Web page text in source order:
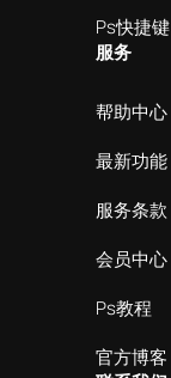
Ps快捷键
服务
帮助中心
最新功能
服务条款
会员中心
Ps教程
官方博客